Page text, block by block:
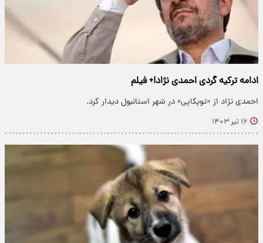
ادامه ترکیه گردی احمدی نژاد!+ فیلم
احمدی نژاد از «توپکاپی» در شهر استانبول دیدار کرد.
۱۶ تیر ۱۴۰۳